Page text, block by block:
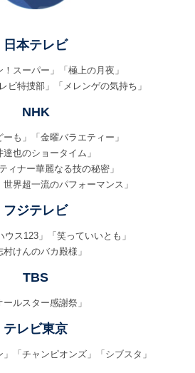
日本テレビ
！スーパー」「極上の月夜」
ビ特捜部」「メレンゲの気持ち」
NHK
ーも」「金曜バラエティー」
達也のショータイム」
ィナー華麗なる技の秘密」
世界超一流のパフォーマンス」
フジテレビ
ウス123」「笑っていいとも」
村けんのバカ殿様」
TBS
ールスター感謝祭」
テレビ東京
」「チャンピオンズ」「シブスタ」